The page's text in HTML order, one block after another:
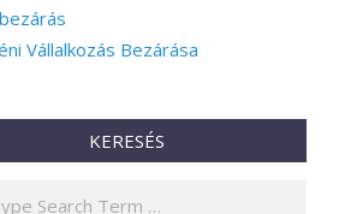
Vállalkozás Bezárása
KERESÉS